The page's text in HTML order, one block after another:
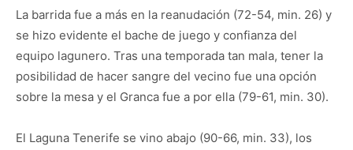
La barrida fue a más en la reanudación (72-54, min. 26) y
se hizo evidente el bache de juego y confianza del
equipo lagunero. Tras una temporada tan mala, tener la
posibilidad de hacer sangre del vecino fue una opción
sobre la mesa y el Granca fue a por ella (79-61, min. 30).
El Laguna Tenerife se vino abajo (90-66, min. 33), los